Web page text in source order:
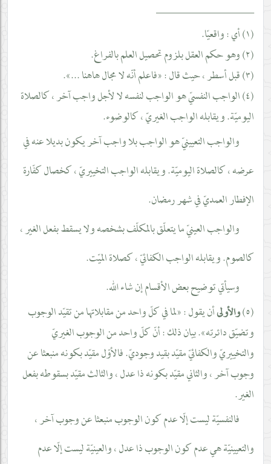
__________________
(١) أي : واقعيّا.
(٢) وهو حكم العقل بلزوم تحصيل العلم بالفراغ.
(٣) قبل أسطر ، حيث قال : «فاعلم أنّه لا مجال هاهنا ...».
(٤) الواجب النفسيّ هو الواجب لنفسه لا لأجل واجب آخر ، كالصلاة
اليوميّة. ويقابله الواجب الغيريّ ، كالوضوء.
والواجب التعيينيّ هو الواجب بلا واجب آخر يكون بديلا عنه في
عرضه ، كالصلاة اليوميّة. ويقابله الواجب التخييريّ ، كخصال كفّارة
الإفطار العمديّ في شهر رمضان.
والواجب العينيّ ما يتعلّق بالمكلّف بشخصه ولا يسقط بفعل الغير ،
كالصوم. ويقابله الواجب الكفائيّ ، كصلاة الميّت.
وسيأتي توضيح بعض الأقسام إن شاء الله.
(٥) والأولىأن يقول : «لما في كلّ واحد من مقابلاتها من تقيّد الوجوب
وتضيّق دائرته». بيان ذلك : أنّ كلّ واحد من الوجوب الغيريّ
والتخييريّ والكفائيّ مقيّد بقيد وجوديّ. فالأوّل مقيّد بكونه منبعثا عن
وجوب آخر ، والثاني مقيّد بكونه ذا عدل ، والثالث مقيّد بسقوطه بفعل
الغير.
فالنفسيّة ليست إلّا عدم كون الوجوب منبعثا عن وجوب آخر ،
والتعيينيّة هي عدم كون الوجوب ذا عدل ، والعينيّة ليست إلّا عدم